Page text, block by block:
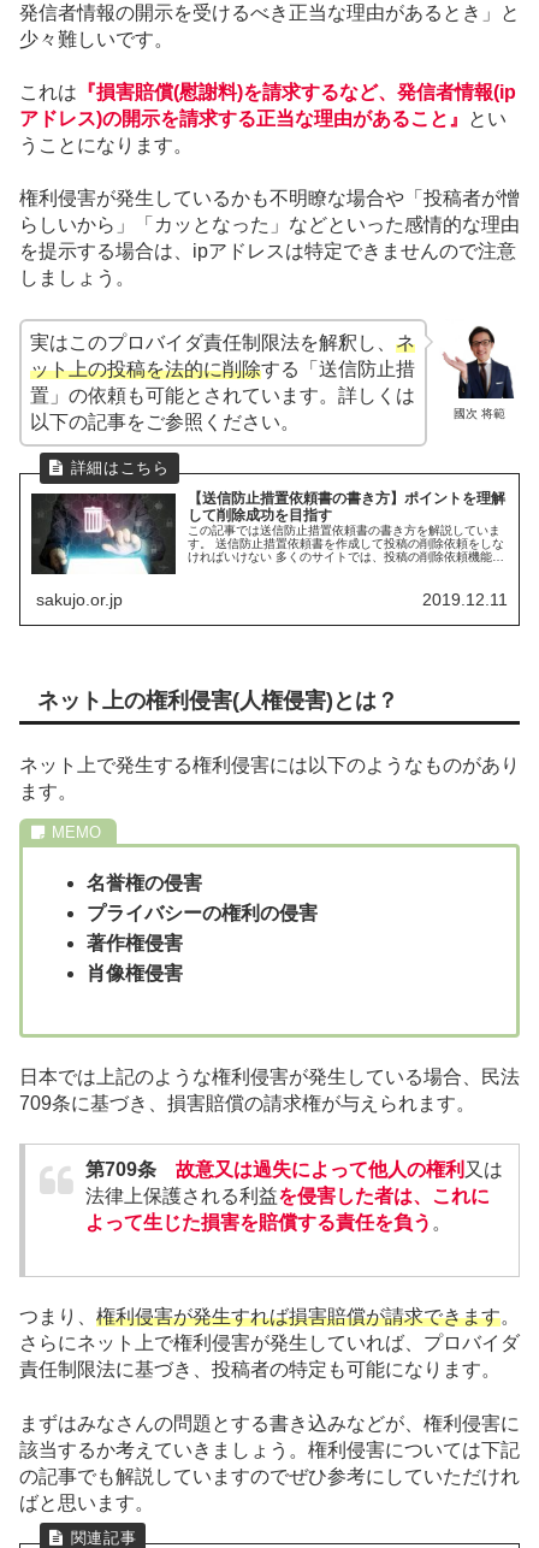
発信者情報の開示を受けるべき正当な理由があるとき」と
少々難しいです。
これは 『損害賠償(慰謝料)を請求するなど、発信者情報(ip
アドレス)の開示を請求する正当な理由があること』
とい
うことになります。
権利侵害が発生しているかも不明瞭な場合や「投稿者が憎
らしいから」「カッとなった」などといった感情的な理由
を提示する場合は、ipアドレスは特定できませんので注意
しましょう。
國次 将範
実はこのプロバイダ責任制限法を解釈し、 ネ
ット上の投稿を法的に削除する「送信防止措
置」の依頼も可能とされています。詳しくは
以下の記事をご参照ください。
【送信防止措置依頼書の書き方】ポイントを理解
して削除成功を目指す
この記事では送信防止措置依頼書の書き方を解説していま
す。 送信防止措置依頼書を作成して投稿の削除依頼をしな
ければいけない 多くのサイトでは、投稿の削除依頼機能や
sakujo.or.jp 2019.12.11
ネット上の権利侵害(人権侵害)とは？
ネット上で発生する権利侵害には以下のようなものがあり
ます。
名誉権の侵害
プライバシーの権利の侵害
著作権侵害
肖像権侵害
日本では上記のような権利侵害が発生している場合、民法
709条に基づき、損害賠償の請求権が与えられます。
第709条 故意又は過失によって他人の権利 又は
法律上保護される利益を侵害した者は、これに
よって生じた損害を賠償する責任を負う 。
つまり、 権利侵害が発生すれば損害賠償が請求できます。
さらにネット上で権利侵害が発生していれば、プロバイダ
責任制限法に基づき、投稿者の特定も可能になります。
まずはみなさんの問題とする書き込みなどが、権利侵害に
該当するか考えていきましょう。権利侵害については下記
の記事でも解説していますのでぜひ参考にしていただけれ
ばと思います。